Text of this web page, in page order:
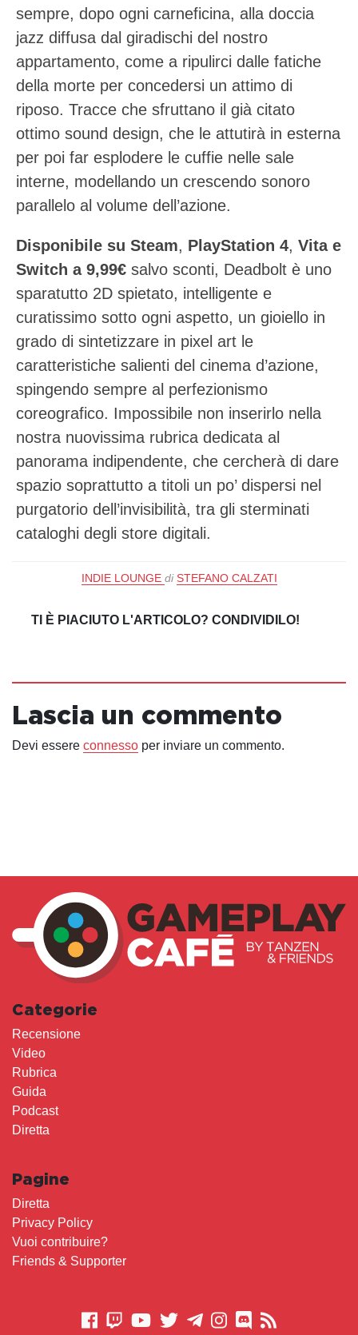
sempre, dopo ogni carneficina, alla doccia
jazz diffusa dal giradischi del nostro
appartamento, come a ripulirci dalle fatiche
della morte per concedersi un attimo di
riposo. Tracce che sfruttano il già citato
ottimo sound design, che le attutirà in esterna
per poi far esplodere le cuffie nelle sale
interne, modellando un crescendo sonoro
parallelo al volume dell’azione.
Disponibile su Steam, PlayStation 4, Vita e
Switch a 9,99€ salvo sconti, Deadbolt è uno
sparatutto 2D spietato, intelligente e
curatissimo sotto ogni aspetto, un gioiello in
grado di sintetizzare in pixel art le
caratteristiche salienti del cinema d’azione,
spingendo sempre al perfezionismo
coreografico. Impossibile non inserirlo nella
nostra nuovissima rubrica dedicata al
panorama indipendente, che cercherà di dare
spazio soprattutto a titoli un po’ dispersi nel
purgatorio dell’invisibilità, tra gli sterminati
cataloghi degli store digitali.
INDIE LOUNGE di STEFANO CALZATI
TI È PIACIUTO L'ARTICOLO? CONDIVIDILO!
Lascia un commento
Devi essere connesso per inviare un commento.
Categorie
Recensione
Video
Rubrica
Guida
Podcast
Diretta
Pagine
Diretta
Privacy Policy
Vuoi contribuire?
Friends & Supporter